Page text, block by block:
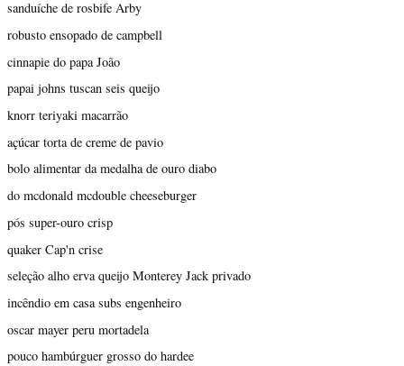
sanduíche de rosbife Arby
robusto ensopado de campbell
cinnapie do papa João
papai johns tuscan seis queijo
knorr teriyaki macarrão
açúcar torta de creme de pavio
bolo alimentar da medalha de ouro diabo
do mcdonald mcdouble cheeseburger
pós super-ouro crisp
quaker Cap'n crise
seleção alho erva queijo Monterey Jack privado
incêndio em casa subs engenheiro
oscar mayer peru mortadela
pouco hambúrguer grosso do hardee